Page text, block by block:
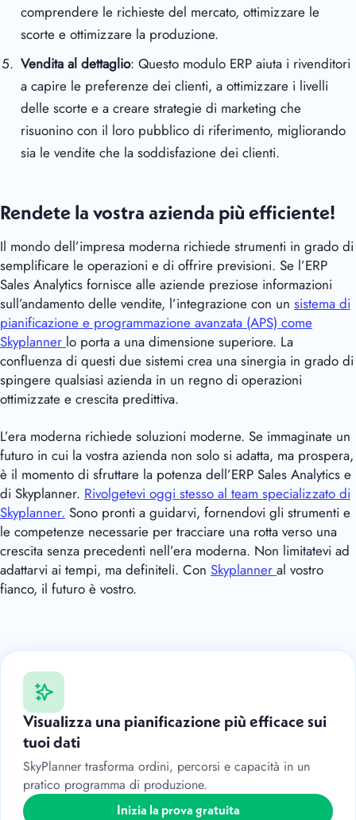
comprendere le richieste del mercato, ottimizzare le
scorte e ottimizzare la produzione.
Vendita al dettaglio: Questo modulo ERP aiuta i rivenditori
a capire le preferenze dei clienti, a ottimizzare i livelli
delle scorte e a creare strategie di marketing che
risuonino con il loro pubblico di riferimento, migliorando
sia le vendite che la soddisfazione dei clienti.
Rendete la vostra azienda più efficiente!
Il mondo dell’impresa moderna richiede strumenti in grado di
semplificare le operazioni e di offrire previsioni. Se l’ERP
Sales Analytics fornisce alle aziende preziose informazioni
sull’andamento delle vendite, l’integrazione con un sistema di
pianificazione e programmazione avanzata (APS) come
Skyplanner lo porta a una dimensione superiore. La
confluenza di questi due sistemi crea una sinergia in grado di
spingere qualsiasi azienda in un regno di operazioni
ottimizzate e crescita predittiva.
L’era moderna richiede soluzioni moderne. Se immaginate un
futuro in cui la vostra azienda non solo si adatta, ma prospera,
è il momento di sfruttare la potenza dell’ERP Sales Analytics e
di Skyplanner. Rivolgetevi oggi stesso al team specializzato di
Skyplanner. Sono pronti a guidarvi, fornendovi gli strumenti e
le competenze necessarie per tracciare una rotta verso una
crescita senza precedenti nell’era moderna. Non limitatevi ad
adattarvi ai tempi, ma definiteli. Con Skyplanner al vostro
fianco, il futuro è vostro.
Visualizza una pianificazione più efficace sui
tuoi dati
SkyPlanner trasforma ordini, percorsi e capacità in un
pratico programma di produzione.
Inizia la prova gratuita